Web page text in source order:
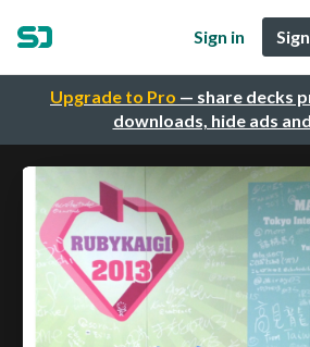
Upgrade to Pro — share decks
downloads, hide ads
Sign in